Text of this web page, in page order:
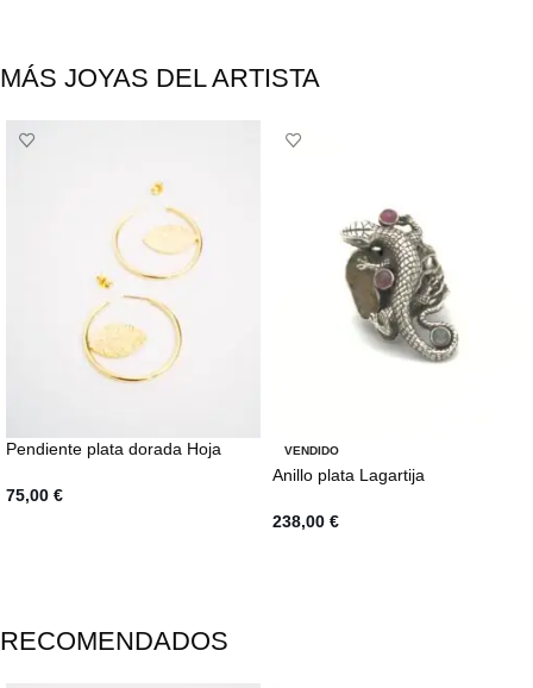
MÁS JOYAS DEL ARTISTA
Pendiente plata dorada Hoja
75,00 €
VENDIDO
Anillo plata Lagartija
238,00 €
RECOMENDADOS